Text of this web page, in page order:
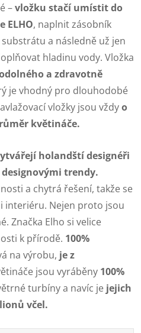
–vložku stačí umístit do
ELHO, naplnit zásobník
a následně už jen
hladinu vody. Vložka
a zdravotně
je vhodný pro dlouhodobé
vložky jsou vždyo
květináče.
holandští designéři
trendy.
a chytrá řešení, takže se
interiéru. Nejen proto jsou
Značka Elho si velice
k přírodě. 100%
na výrobu, je z
jsou vyráběny 100%
turbíny a navíc je jejich
včel.